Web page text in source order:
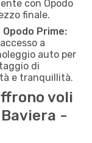
con Opodo
finale.
Prime:
a
auto per
di
e tranquillità.
voli
-